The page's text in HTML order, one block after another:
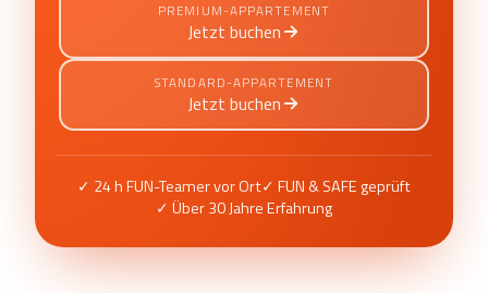
PREMIUM-APPARTEMENT
Jetzt buchen
STANDARD-APPARTEMENT
Jetzt buchen
✓ 24 h FUN-Teamer vor Ort✓ FUN & SAFE geprüft
✓ Über 30 Jahre Erfahrung